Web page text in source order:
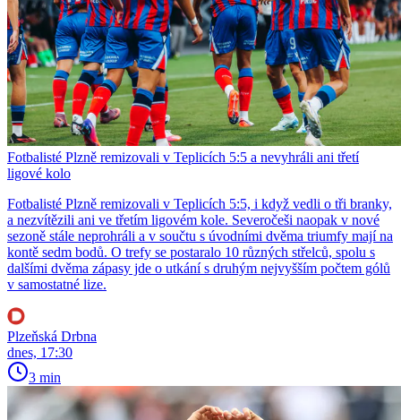
Fotbalisté Plzně remizovali v Teplicích 5:5 a nevyhráli ani třetí
ligové kolo
Fotbalisté Plzně remizovali v Teplicích 5:5, i když vedli o tři branky,
a nezvítězili ani ve třetím ligovém kole. Severočeši naopak v nové
sezoně stále neprohráli a v součtu s úvodními dvěma triumfy mají na
kontě sedm bodů. O trefy se postaralo 10 různých střelců, spolu s
dalšími dvěma zápasy jde o utkání s druhým nejvyšším počtem gólů
v samostatné lize.
Plzeňská Drbna
dnes, 17:30
3 min